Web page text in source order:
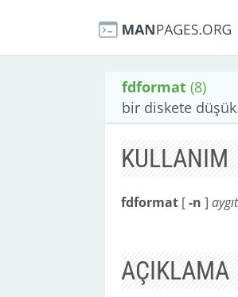
fdformat (8)
bir diskete
KULLANIM
fdformat [-n ] aygıt
AÇIKLAMA